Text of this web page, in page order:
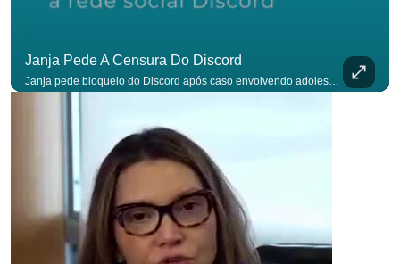
Janja Pede A Censura Do Discord
Janja pede bloqueio do Discord após caso envolvendo adolescente: “Precisamos tirar do ar”. #OAntagonista Se você busca informação com credibilidade, inscreva-se agora e ative o